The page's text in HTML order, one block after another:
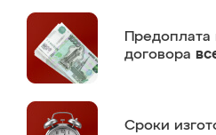
Предоплата
договора
Сроки